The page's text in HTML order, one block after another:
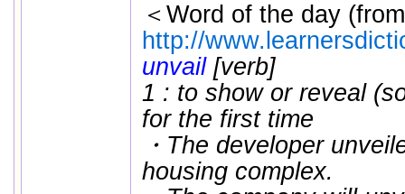
＜Word of the day (from
http://
unvail[verb]
1 : to show or reveal
for the first time
・The developer
housing complex.